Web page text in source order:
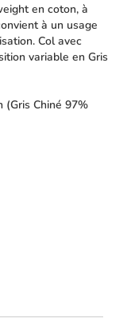
en coton, à
à un usage
Col avec
variable en Gris
(Gris Chiné 97%